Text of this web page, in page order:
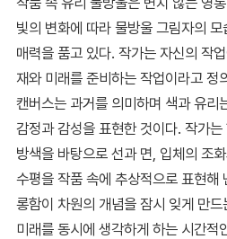
빛의 변화에 따라 물방울 그림자의
매력을 품고 있다. 작가는 자신의 작
재와 미래를 준비하는 작업이라고 정
캔버스는 과거를 의미하며 색과 유리
감정과 감성을 표현한 것이다. 작가
방색을 바탕으로 선과 면, 입체의 조
수평을 작품 속에 추상적으로 표현해
롱함이 차원의 개념을 잠시 잊게 만
미래를 동시에 생각하게 하는 시간적